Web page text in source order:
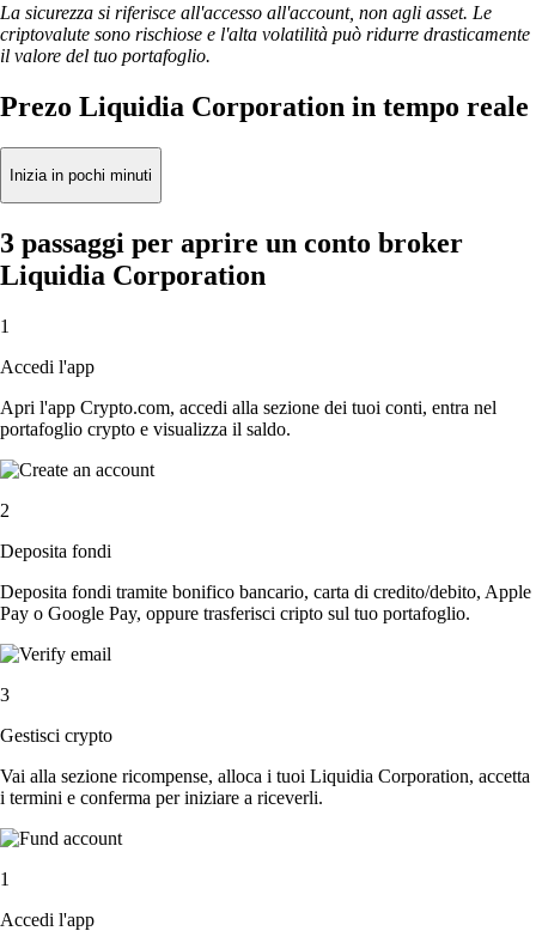
La sicurezza si riferisce all'accesso all'account, non agli asset. Le
criptovalute sono rischiose e l'alta volatilità può ridurre drasticamente
il valore del tuo portafoglio.
Prezo Liquidia Corporation in tempo reale
Inizia in pochi minuti
3 passaggi per aprire un conto broker
Liquidia Corporation
1
Accedi l'app
Apri l'app Crypto.com, accedi alla sezione dei tuoi conti, entra nel
portafoglio crypto e visualizza il saldo.
2
Deposita fondi
Deposita fondi tramite bonifico bancario, carta di credito/debito, Apple
Pay o Google Pay, oppure trasferisci cripto sul tuo portafoglio.
3
Gestisci crypto
Vai alla sezione ricompense, alloca i tuoi Liquidia Corporation, accetta
i termini e conferma per iniziare a riceverli.
1
Accedi l'app